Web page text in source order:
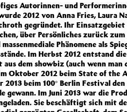
Autorinnen- und
2012 von Anna Fries, Laura
gegründet. Ihr
über Persönliches zurück zum
Phänomene als
Im Herbst 2012 entstand die
dem showbiz (auch wenn man
Oktober 2012 beim State of the
beim 100° Berlin Festival den
gewann. Im Juni 2013 war die
Sie beschäftigt sich mit